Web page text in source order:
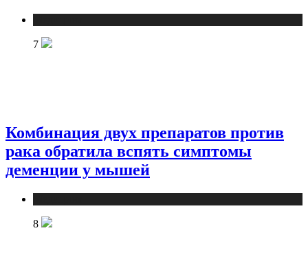
7
Комбинация двух препаратов против
рака обратила вспять симптомы
деменции у мышей
8